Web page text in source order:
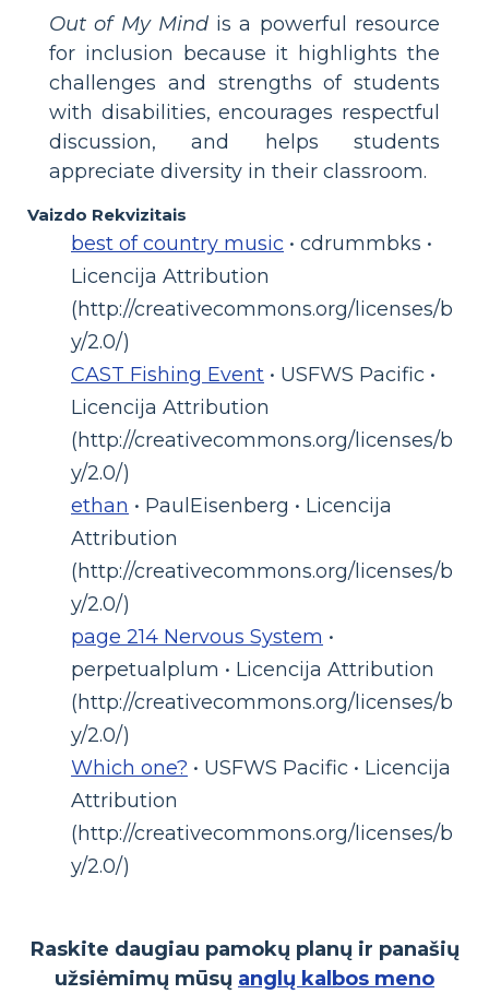
Out of My Mindis a powerful resource
for inclusion because it highlights the
challenges and strengths of students
with disabilities, encourages respectful
discussion, and helps students
appreciate diversity in their classroom.
Vaizdo Rekvizitais
best of country music • cdrummbks •
Licencija Attribution
(http://creativecommons.org/licenses/b
y/2.0/)
CAST Fishing Event • USFWS Pacific •
Licencija Attribution
(http://creativecommons.org/licenses/b
y/2.0/)
ethan • PaulEisenberg • Licencija
Attribution
(http://creativecommons.org/licenses/b
y/2.0/)
page 214 Nervous System •
perpetualplum • Licencija Attribution
(http://creativecommons.org/licenses/b
y/2.0/)
Which one? • USFWS Pacific • Licencija
Attribution
(http://creativecommons.org/licenses/b
y/2.0/)
Raskite daugiau pamokų planų ir panašių
užsiėmimų mūsų anglų kalbos meno